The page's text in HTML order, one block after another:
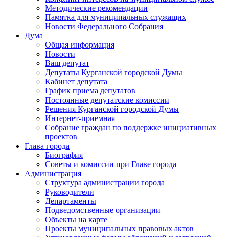
Методические рекомендации
Памятка для муниципальных служащих
Новости Федерального Cобрания
Дума
Общая информация
Новости
Ваш депутат
Депутаты Курганской городской Думы
Кабинет депутата
График приема депутатов
Постоянные депутатские комиссии
Решения Курганской городской Думы
Интернет-приемная
Собрание граждан по поддержке инициативных
проектов
Глава города
Биография
Советы и комиссии при Главе города
Администрация
Структура администрации города
Руководители
Департаменты
Подведомственные организации
Объекты на карте
Проекты муниципальных правовых актов